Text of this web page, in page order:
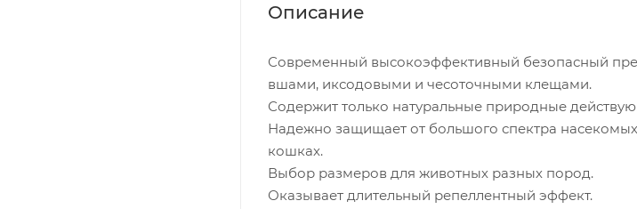
Описание
Современный высокоэффективный безопасный
вшами, иксодовыми и чесоточными клещами.
Содержит только натуральные природные
Надежно защищает от большого спектра
кошках.
Выбор размеров для животных разных пород.
Оказывает длительный репеллентный эффект.